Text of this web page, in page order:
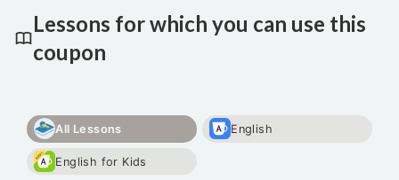
Lessons for which you can use this
coupon
All Lessons English
English for Kids